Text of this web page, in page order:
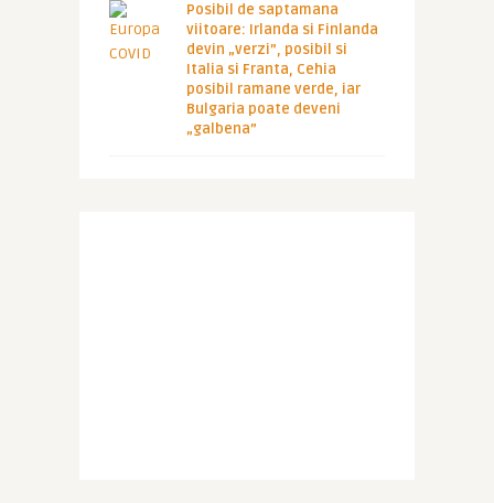
Posibil de saptamana
viitoare: Irlanda si Finlanda
devin „verzi”, posibil si
Italia si Franta, Cehia
posibil ramane verde, iar
Bulgaria poate deveni
„galbena”